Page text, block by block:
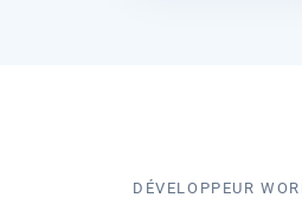
DÉVELOPPEUR